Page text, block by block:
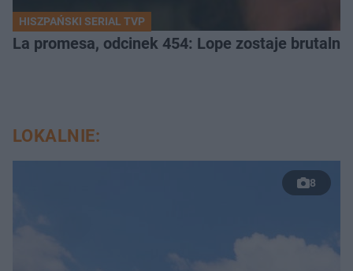
HISZPAŃSKI SERIAL TVP
La promesa, odcinek 454: Lope zostaje
LOKALNIE:
8